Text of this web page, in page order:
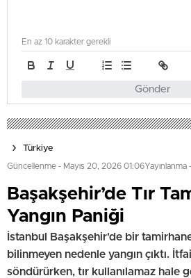
Gönder
En az 10 karakter gerekli
Türkiye
Güncellenme - Mayıs 20, 2026 01:06
Başakşehir’de Tır
Yangın Paniği
İstanbul Başakşehir'de bir
bilinmeyen nedenle yangın çıktı.
söndürürken, tır kullanılamaz hale